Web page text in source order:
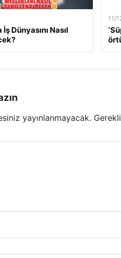
Dünyasını Nasıl
11/
yayınlanmayacak.